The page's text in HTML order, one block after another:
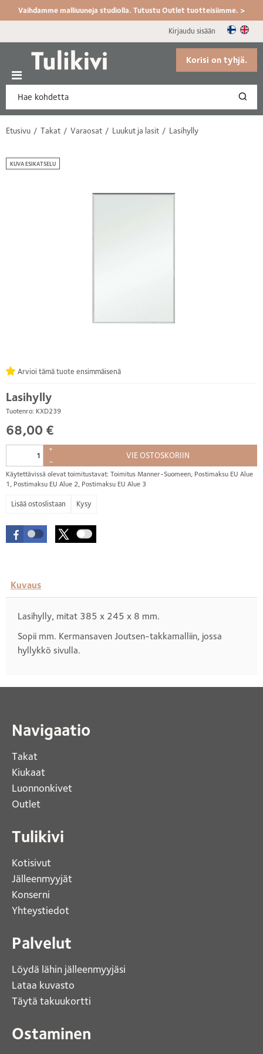
Vaihdamme malliuuneja studiolla. Tutustu Outlet tuotteisiimme. >
Kirjaudu sisään
Korisi on tyhjä.
Etusivu Takat Varaosat Luukut ja lasit Lasihylly
Lasihylly
Tuotenro: KXD239
Arvioi tämä tuote ensimmäisenä
68,00 €
+
–
VIE OSTOSKORIIN
Käytettävissä olevat toimitustavat: Toimitus Manner-Suomeen, Postimaksu EU Alue
1, Postimaksu EU Alue 2, Postimaksu EU Alue 3
Kysy
KUVA ESIKATSELU
Kuvaus
Lasihylly, mitat 385 x 245 x 8 mm.
Sopii mm. Kermansaven Joutsen-takkamalliin, jossa
hyllykkö sivulla.
Navigaatio
Takat
Kiukaat
Luonnonkivet
Outlet
Tulikivi
Kotisivut
Jälleenmyyjät
Konserni
Yhteystiedot
Palvelut
Löydä lähin jälleenmyyjäsi
Lataa kuvasto
Täytä takuukortti
Ostaminen